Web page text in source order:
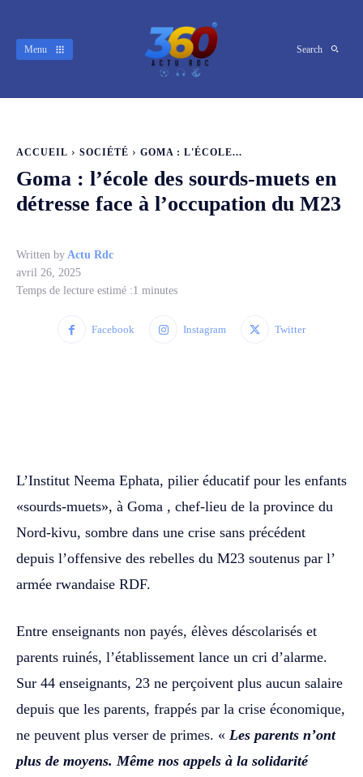
Menu Search
ACCUEIL SOCIÉTÉ GOMA : L'ÉCOLE...
Goma : l’école des sourds-muets en
détresse face à l’occupation du M23
Written by Actu Rdc
avril 26, 2025
Temps de lecture estimé :1 minutes
Facebook Instagram Twitter
L’Institut Neema Ephata, pilier éducatif pour les enfants
«sourds-muets», à Goma , chef-lieu de la province du
Nord-kivu, sombre dans une crise sans précédent
depuis l’offensive des rebelles du M23 soutenus par l’
armée rwandaise RDF.
Entre enseignants non payés, élèves déscolarisés et
parents ruinés, l’établissement lance un cri d’alarme.
Sur 44 enseignants, 23 ne perçoivent plus aucun salaire
depuis que les parents, frappés par la crise économique,
ne peuvent plus verser de primes. « Les parents n’ont
plus de moyens. Même nos appels à la solidarité